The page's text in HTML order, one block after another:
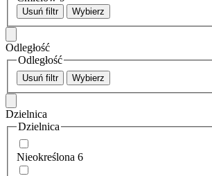
Usuń filtr Wybierz
Odległość
Odległość
Usuń filtr Wybierz
Dzielnica
Dzielnica
Nieokreślona 6